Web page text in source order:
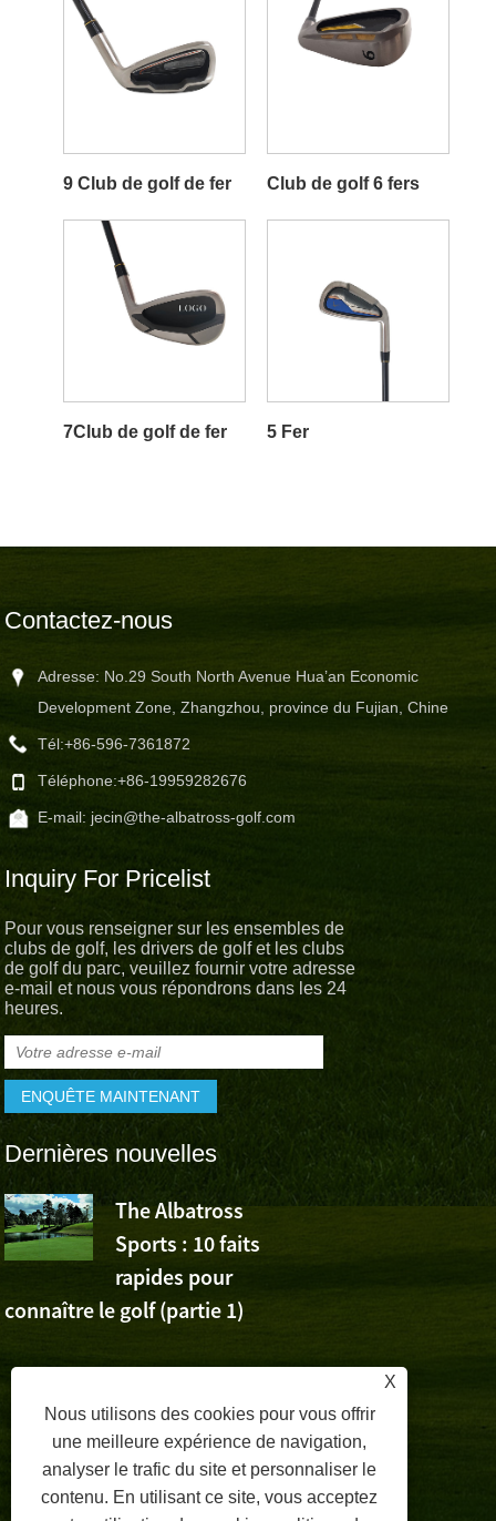
9 Club de golf de fer Club de golf 6 fers
7Club de golf de fer 5 Fer
Contactez-nous
Adresse: No.29 South North Avenue Hua’an Economic
Development Zone, Zhangzhou, province du Fujian, Chine
Tél:+86-596-7361872
Téléphone:+86-19959282676
E-mail: jecin@the-albatross-golf.com
Inquiry For Pricelist
Pour vous renseigner sur les ensembles de
clubs de golf, les drivers de golf et les clubs
de golf du parc, veuillez fournir votre adresse
e-mail et nous vous répondrons dans les 24
heures.
Dernières nouvelles
The Albatross
Sports : 10 faits
rapides pour
connaître le golf (partie 1)
L’Albatross
X
Nous utilisons des cookies pour vous offrir
une meilleure expérience de navigation,
analyser le trafic du site et personnaliser le
contenu. En utilisant ce site, vous acceptez